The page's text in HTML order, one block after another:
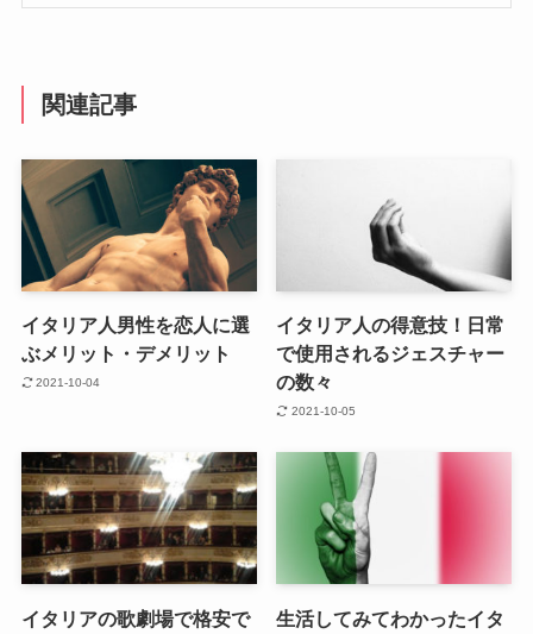
関連記事
イタリア人男性を恋人に選
ぶメリット・デメリット
2021-10-04
イタリア人の得意技！日常
で使用されるジェスチャー
の数々
2021-10-05
イタリアの歌劇場で格安で
生活してみてわかったイタ